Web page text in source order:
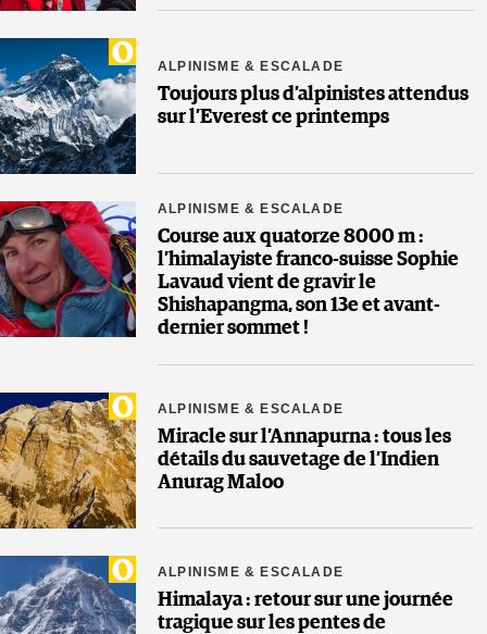
ALPINISME & ESCALADE
Toujours plus d’alpinistes attendus
sur l’Everest ce printemps
ALPINISME & ESCALADE
Course aux quatorze 8000 m :
l’himalayiste franco-suisse Sophie
Lavaud vient de gravir le
Shishapangma, son 13e et avant-
dernier sommet !
ALPINISME & ESCALADE
Miracle sur l’Annapurna : tous les
détails du sauvetage de l’Indien
Anurag Maloo
ALPINISME & ESCALADE
Himalaya : retour sur une journée
tragique sur les pentes de